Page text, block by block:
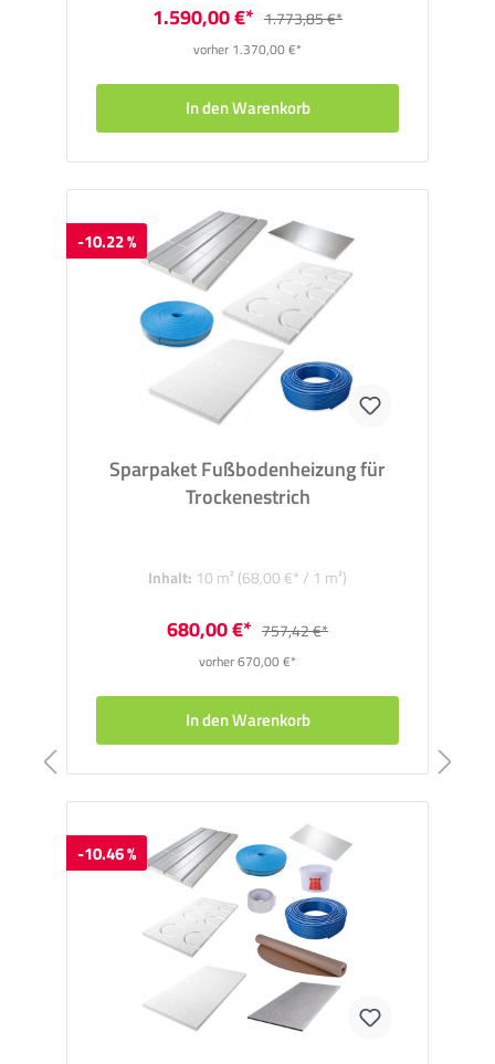
1.590,00 €* 1.773,85 €*
vorher 1.370,00 €*
In den Warenkorb
-10.22 %
Sparpaket Fußbodenheizung für
Trockenestrich
Inhalt: 10 m² (68,00 €* / 1 m²)
680,00 €* 757,42 €*
vorher 670,00 €*
In den Warenkorb
-10.46 %